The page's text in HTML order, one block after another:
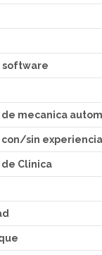
software
mecanica
sin experiencia
Clinica